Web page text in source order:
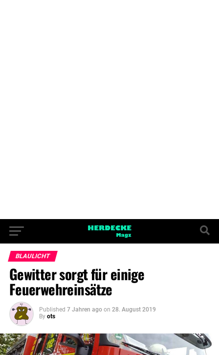
BLAULICHT
Gewitter sorgt für einige
Feuerwehreinsätze
Published 7 Jahren ago on 28. August 2019
By ots